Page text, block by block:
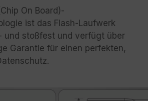
On Board)-
ist das Flash-Laufwerk
und stoßfest und verfügt über
Garantie für einen perfekten,